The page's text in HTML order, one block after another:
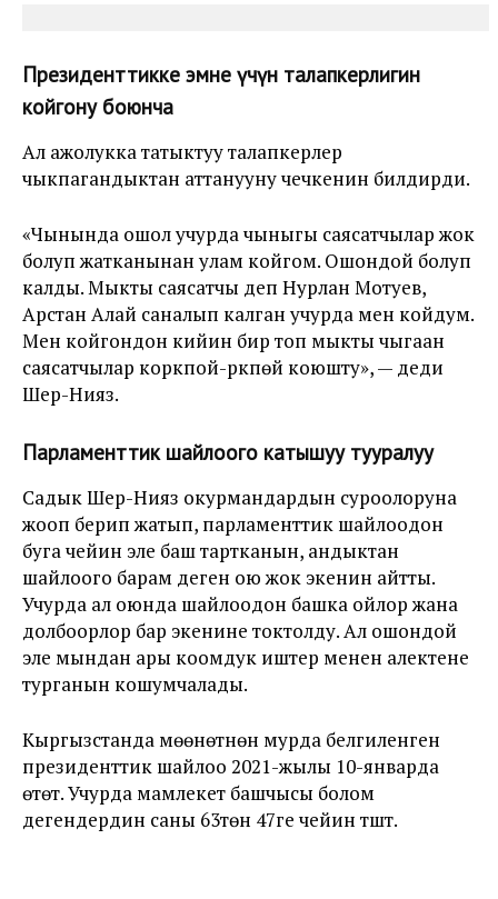
Президенттикке эмне үчүн талапкерлигин
койгону боюнча
Ал ажолукка татыктуу талапкерлер
чыкпагандыктан аттанууну чечкенин билдирди.
«Чынында ошол учурда чыныгы саясатчылар жок
болуп жатканынан улам койгом. Ошондой болуп
калды. Мыкты саясатчы деп Нурлан Мотуев,
Арстан Алай саналып калган учурда мен койдум.
Мен койгондон кийин бир топ мыкты чыгаан
саясатчылар коркпой-үркпөй коюшту», — деди
Шер-Нияз.
Парламенттик шайлоого катышуу тууралуу
Садык Шер-Нияз окурмандардын суроолоруна
жооп берип жатып, парламенттик шайлоодон
буга чейин эле баш тартканын, андыктан
шайлоого барам деген ою жок экенин айтты.
Учурда ал оюнда шайлоодон башка ойлор жана
долбоорлор бар экенине токтолду. Ал ошондой
эле мындан ары коомдук иштер менен алектене
турганын кошумчалады.
Кыргызстанда мөөнөтүнөн мурда белгиленген
президенттик шайлоо 2021-жылы 10-январда
өтөт. Учурда мамлекет башчысы болом
дегендердин саны 63төн 47ге чейин түштү.